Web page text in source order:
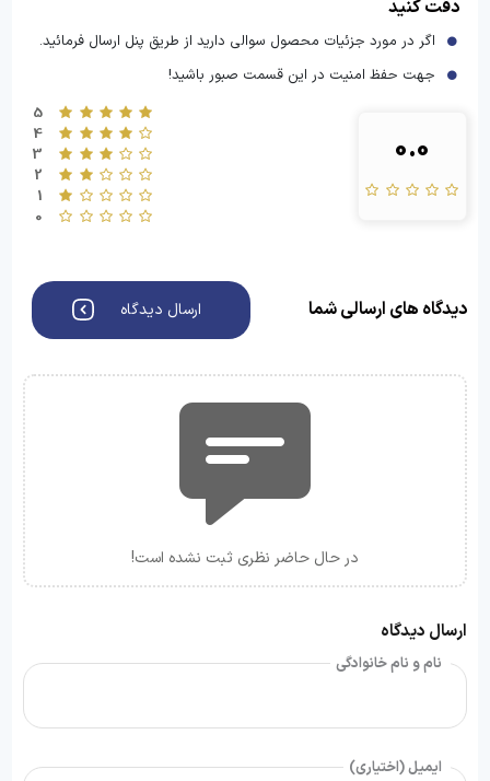
دقت کنید
اگر در مورد جزئیات محصول سوالی دارید از طریق پنل ارسال فرمائید.
جهت حفظ امنیت در این قسمت صبور باشید!
0.0
5
4
3
2
1
0
دیدگاه های ارسالی شما ارسال دیدگاه
در حال حاضر نظری ثبت نشده است!
ارسال دیدگاه
نام و نام خانوادگی
ایمیل (اختیاری)